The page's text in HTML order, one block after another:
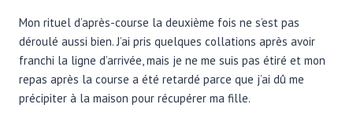
Mon rituel d’après-course la deuxième fois ne s’est pas
déroulé aussi bien. J’ai pris quelques collations après avoir
franchi la ligne d’arrivée, mais je ne me suis pas étiré et mon
repas après la course a été retardé parce que j’ai dû me
précipiter à la maison pour récupérer ma fille.